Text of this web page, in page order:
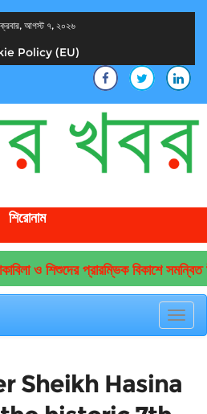
আগস্ট ৭, ২০২৬
Policy (EU)
শিরোনাম
ও শিশুদের প্রারম্ভিক বিকাশে সমন্বিত
Sheikh Hasina